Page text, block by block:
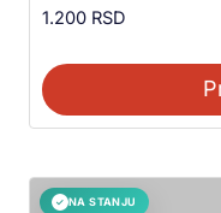
1.200 RSD
✓ NA STANJU